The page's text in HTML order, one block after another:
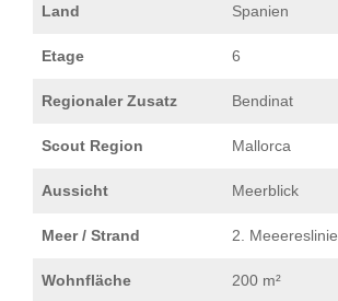
Land Spanien
Etage 6
Regionaler Zusatz Bendinat
Scout Region Mallorca
Aussicht Meerblick
Meer / Strand 2. Meeereslinie
Wohnfläche 200 m²